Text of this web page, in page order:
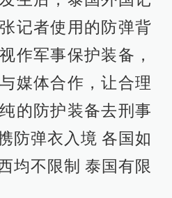
记者使用的防弹背
作军事保护装备，
媒体合作，让合理
的防护装备去刑事
防弹衣入境 各国如
均不限制 泰国有限